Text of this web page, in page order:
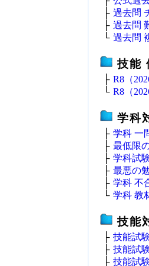
├ 過去問
├ 過去問
└ 過去問
技能
├ R8（
└ R8（
学科
├ 学科 一
├ 最低限
├ 学科試
├ 最悪の
├ 学科 不
└ 学科 教
技能
├ 技能試
├ 技能試
├ 技能試